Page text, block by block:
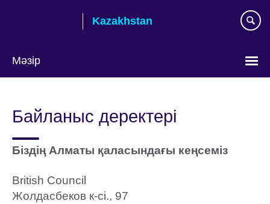
Kazakhstan
Мәзір
Байланыс деректері
Біздің Алматы қаласындағы кеңсеміз
British Council
Жолдасбеков к-сі., 97